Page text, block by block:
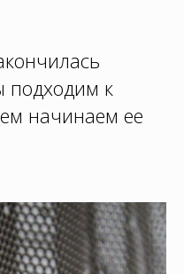
подходим к
начинаем ее